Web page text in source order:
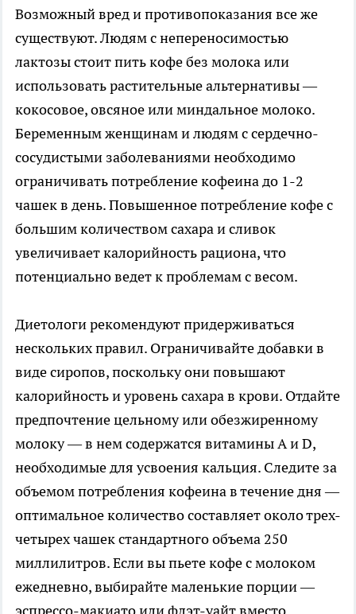
Возможный вред и противопоказания все же
существуют. Людям с непереносимостью
лактозы стоит пить кофе без молока или
использовать растительные альтернативы —
кокосовое, овсяное или миндальное молоко.
Беременным женщинам и людям с сердечно-
сосудистыми заболеваниями необходимо
ограничивать потребление кофеина до 1-2
чашек в день. Повышенное потребление кофе с
большим количеством сахара и сливок
увеличивает калорийность рациона, что
потенциально ведет к проблемам с весом.
Диетологи рекомендуют придерживаться
нескольких правил. Ограничивайте добавки в
виде сиропов, поскольку они повышают
калорийность и уровень сахара в крови. Отдайте
предпочтение цельному или обезжиренному
молоку — в нем содержатся витамины А и D,
необходимые для усвоения кальция. Следите за
объемом потребления кофеина в течение дня —
оптимальное количество составляет около трех-
четырех чашек стандартного объема 250
миллилитров. Если вы пьете кофе с молоком
ежедневно, выбирайте маленькие порции —